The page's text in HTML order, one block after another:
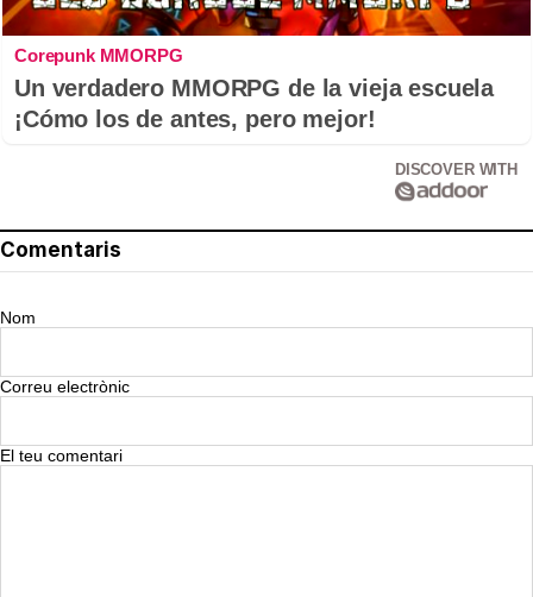
Corepunk MMORPG
Un verdadero MMORPG de la vieja escuela
¡Cómo los de antes, pero mejor!
DISCOVER WITH
Comentaris
Nom
Correu electrònic
El teu comentari